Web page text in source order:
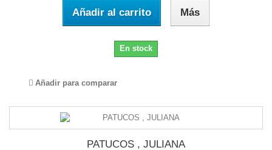
Añadir al carrito Más
En stock
Añadir para comparar
PATUCOS , JULIANA